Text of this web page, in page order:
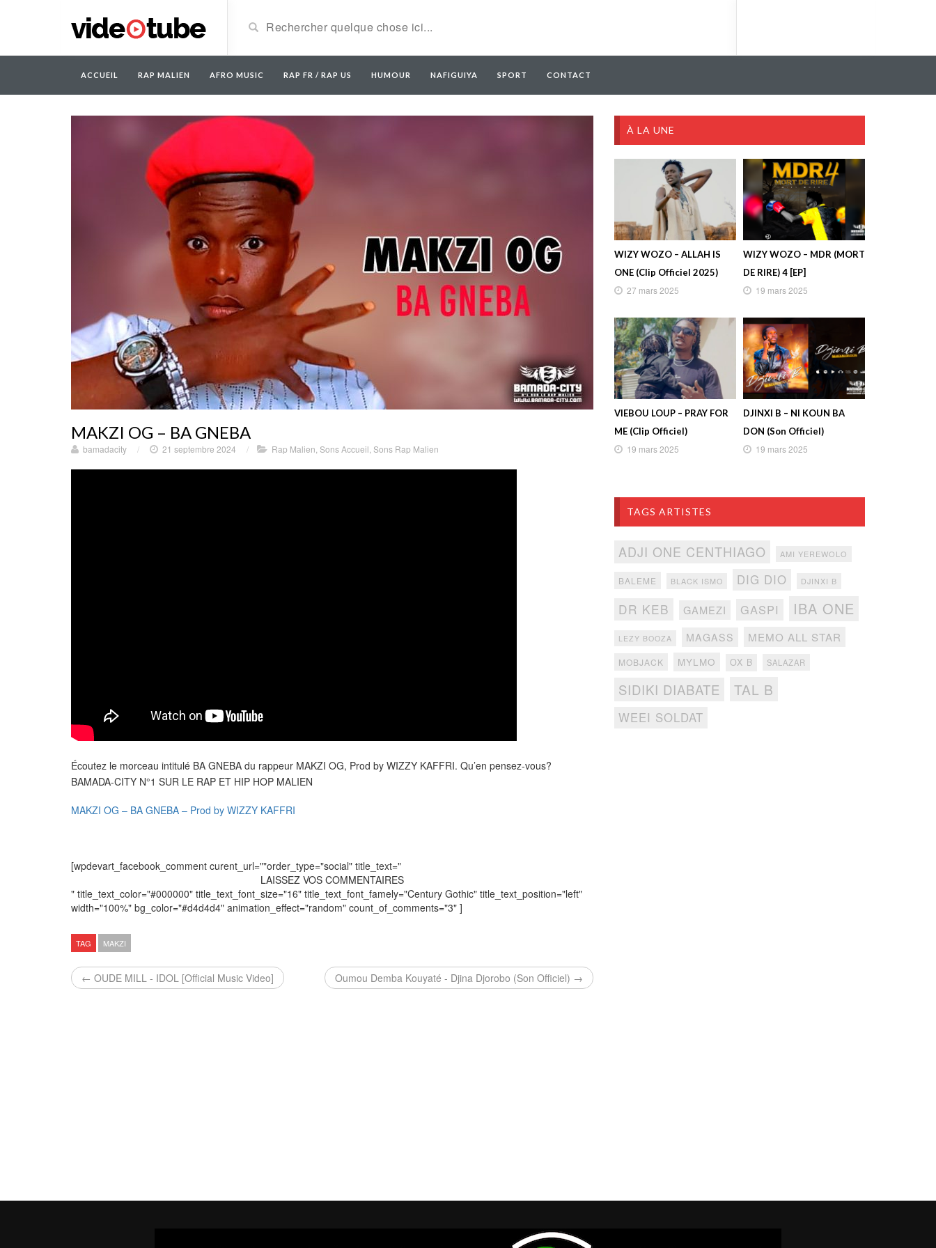
ACCUEIL RAP MALIEN AFRO MUSIC RAP FR / RAP US HUMOUR NAFIGUIYA SPORT CONTACT
MAKZI OG – BA GNEBA
bamadacity / 21 septembre 2024 / Rap Malien Sons Accueil Sons Rap Malien
Écoutez le morceau intitulé BA GNEBA du rappeur MAKZI OG, Prod by WIZZY KAFFRI. Qu’en pensez-vous?
BAMADA-CITY N°1 SUR LE RAP ET HIP HOP MALIEN
MAKZI OG – BA GNEBA – Prod by WIZZY KAFFRI
[wpdevart_facebook_comment curent_url=""order_type="social" title_text="
LAISSEZ VOS COMMENTAIRES
" title_text_color="#000000" title_text_font_size="16" title_text_font_famely="Century Gothic" title_text_position="left"
width="100%" bg_color="#d4d4d4" animation_effect="random" count_of_comments="3" ]
TAG MAKZI
← OUDE MILL - IDOL [Official Music Video] Oumou Demba Kouyaté - Djina Djorobo (Son Officiel) →
À LA UNE
WIZY WOZO – ALLAH IS
ONE (Clip Officiel 2025)
27 mars 2025
WIZY WOZO – MDR (MORT
DE RIRE) 4 [EP]
19 mars 2025
VIEBOU LOUP – PRAY FOR
ME (Clip Officiel)
19 mars 2025
DJINXI B – NI KOUN BA
DON (Son Officiel)
19 mars 2025
TAGS ARTISTES
ADJI ONE CENTHIAGO AMI YEREWOLO
BALEME BLACK ISMO DIG DIO DJINXI B
DR KEB GAMEZI GASPI IBA ONE
LEZY BOOZA MAGASS MEMO ALL STAR
MOBJACK MYLMO OX B SALAZAR
SIDIKI DIABATE TAL B
WEEI SOLDAT